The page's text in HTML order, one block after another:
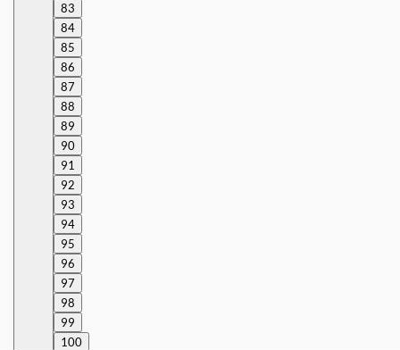
83
84
85
86
87
88
89
90
91
92
93
94
95
96
97
98
99
100